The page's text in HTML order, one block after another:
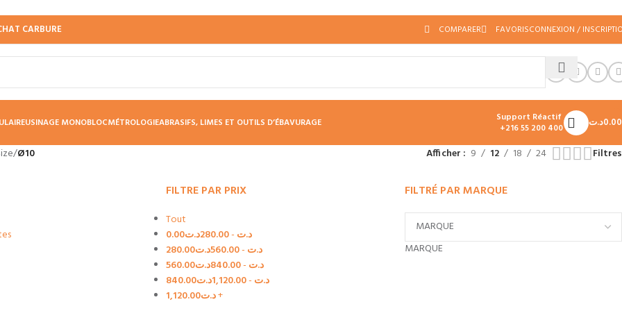
CARBURE COMPARER FAVORISCONNEXION /
USINAGE MONOBLOCMÉTROLOGIEABRASIFS, LIMES ET OUTILS D’ÉBAVURAGE
Support Réactif
+216 55 200 400
0.00د.ت
/Ø10 Afficher 9 12 18 24 Filtres
FILTRE PAR PRIX
Tout
0.00
د.ت -
280.00د.ت
280.00
د.ت -
560.00د.ت
560.00
د.ت -
840.00د.ت
840.00
د.ت -
1,120.00د.ت
1,120.00د.ت+
FILTRÉ PAR MARQUE
MARQUE